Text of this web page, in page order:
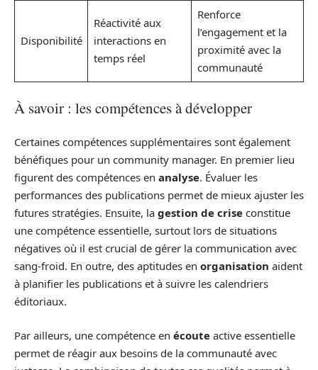
Disponibilité
Réactivité aux
interactions en
temps réel
Renforce
l’engagement et la
proximité avec la
communauté
À savoir : les compétences à développer
Certaines compétences supplémentaires sont également
bénéfiques pour un community manager. En premier lieu
figurent des compétences en analyse. Évaluer les
performances des publications permet de mieux ajuster les
futures stratégies. Ensuite, la gestion de crise constitue
une compétence essentielle, surtout lors de situations
négatives où il est crucial de gérer la communication avec
sang-froid. En outre, des aptitudes en organisation aident
à planifier les publications et à suivre les calendriers
éditoriaux.
Par ailleurs, une compétence en écoute active essentielle
permet de réagir aux besoins de la communauté avec